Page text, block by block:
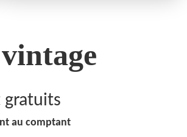
gratuits
au comptant